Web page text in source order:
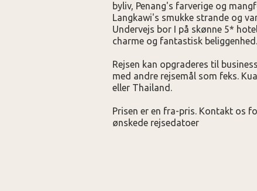
byliv, Penang's farverige og
Langkawi's smukke strande og
Undervejs bor I på skønne 5*
charme og fantastisk beliggenhed.
Rejsen kan opgraderes til
med andre rejsemål som feks.
eller Thailand.
Prisen er en fra-pris. Kontakt os
ønskede rejsedatoer